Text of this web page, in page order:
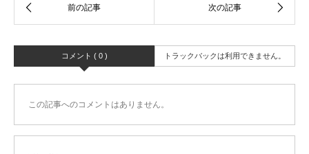
コメント ( 0 ) トラックバックは利用できません。
この記事へのコメントはありません。